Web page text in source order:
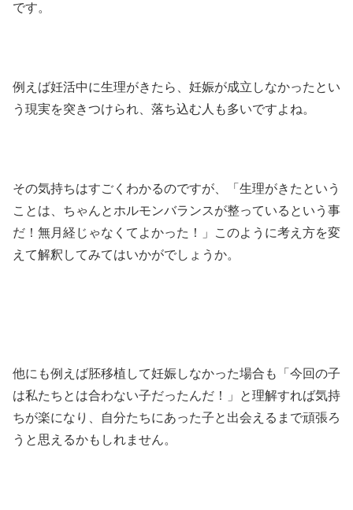
です。
例えば妊活中に生理がきたら、妊娠が成立しなかったとい
う現実を突きつけられ、落ち込む人も多いですよね。
その気持ちはすごくわかるのですが、「生理がきたという
ことは、ちゃんとホルモンバランスが整っているという事
だ！無月経じゃなくてよかった！」このように考え方を変
えて解釈してみてはいかがでしょうか。
他にも例えば胚移植して妊娠しなかった場合も「今回の子
は私たちとは合わない子だったんだ！」と理解すれば気持
ちが楽になり、自分たちにあった子と出会えるまで頑張ろ
うと思えるかもしれません。